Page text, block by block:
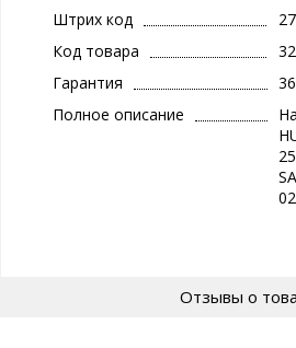
Штрих код
Код товара
Гарантия
Полное описание
Отзывы о